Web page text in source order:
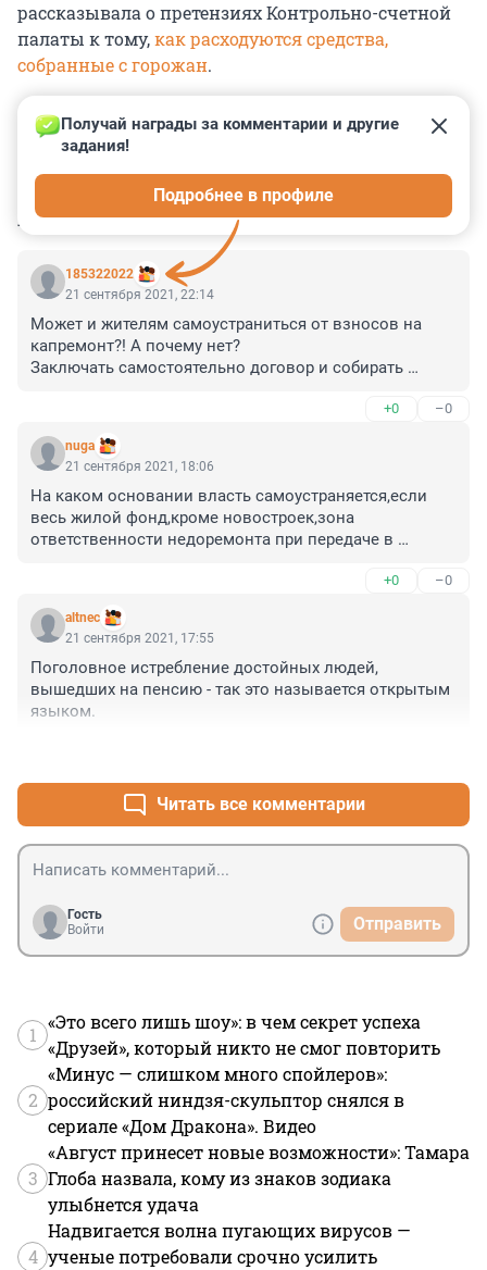
рассказывала о претензиях Контрольно-счетной
палаты к тому,как расходуются средства,
собранные с горожан.
КОММЕНТАРИИ 10
185322022
Получай награды за комментарии и другие
задания!
Подробнее в профиле
21 сентября 2021, 22:14
Может и жителям самоустраниться от взносов на
капремонт?! А почему нет?
Заключать самостоятельно договор и собирать
+0 –0
nuga
21 сентября 2021, 18:06
На каком основании власть самоустраняется,если
весь жилой фонд,кроме новостроек,зона
ответственности недоремонта при передаче в
тарифы,показалось мало,ввели ещё взносы на
капремонт и в кусты через 10 лет.Кидок.
+0 –0
altnec
21 сентября 2021, 17:55
Поголовное истребление достойных людей,
вышедших на пенсию - так это называется открытым
языком.
Читать все комментарии
Гость
Войти
Отправить
1
«Это всего лишь шоу»: в чем секрет успеха
«Друзей», который никто не смог повторить
2
«Минус — слишком много спойлеров»:
российский ниндзя-скульптор снялся в
сериале «Дом Дракона». Видео
3
«Август принесет новые возможности»: Тамара
Глоба назвала, кому из знаков зодиака
улыбнется удача
4
Надвигается волна пугающих вирусов —
ученые потребовали срочно усилить